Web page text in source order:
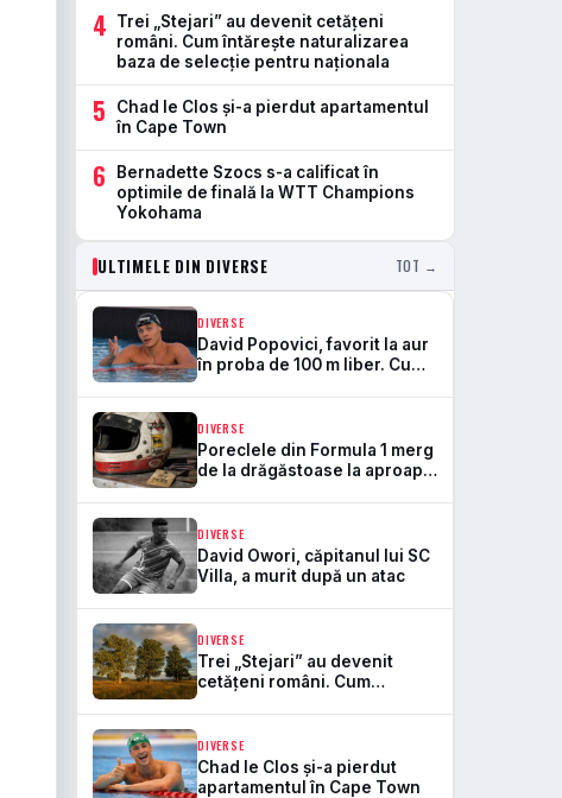
4
Trei „Stejari” au devenit cetățeni
români. Cum întărește naturalizarea
baza de selecție pentru naționala
5
Chad le Clos și-a pierdut apartamentul
în Cape Town
6
Bernadette Szocs s-a calificat în
optimile de finală la WTT Champions
Yokohama
ULTIMELE DIN DIVERSE TOT →
DIVERSE
David Popovici, favorit la aur
în proba de 100 m liber. Cum
Europenele de la Paris
DIVERSE
Poreclele din Formula 1 merg
de la drăgăstoase la aproape
DIVERSE
David Owori, căpitanul lui SC
Villa, a murit după un atac
DIVERSE
Trei „Stejari” au devenit
cetățeni români. Cum
de selecție pentru naționala
DIVERSE
Chad le Clos și-a pierdut
apartamentul în Cape Town